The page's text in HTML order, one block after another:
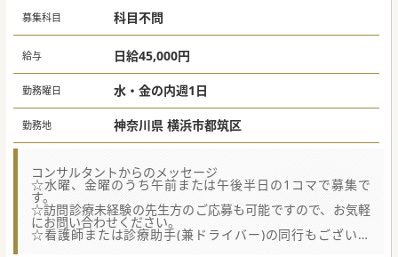
募集科目 科目不問
給与 日給45,000円
勤務曜日 水・金の内週1日
勤務地 神奈川県 横浜市都筑区
コンサルタントからのメッセージ
☆水曜、金曜のうち午前または午後半日の1コマで募集で
す。
☆訪問診療未経験の先生方のご応募も可能ですので、お気軽
にお問い合わせください。
☆看護師または診療助手(兼ドライバー)の同行もございま
す。